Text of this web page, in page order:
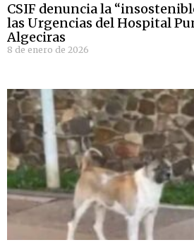
CSIF denuncia la
las Urgencias del Hospital
Algeciras
8 de enero de 2026